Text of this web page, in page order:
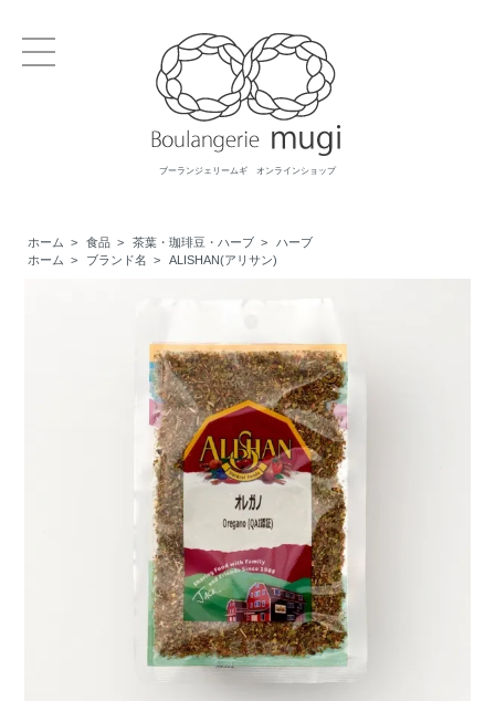
ブーランジェリームギ オンラインショップ
ホーム > 食品 > 茶葉・珈琲豆・ハーブ >
ハーブ
ホーム > ブランド名 > ALISHAN(アリサン)